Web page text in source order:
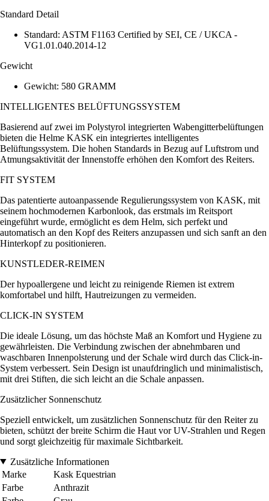
Standard Detail
Standard: ASTM F1163 Certified by SEI, CE / UKCA -
VG1.01.040.2014-12
Gewicht
Gewicht: 580 GRAMM
INTELLIGENTES BELÜFTUNGSSYSTEM
Basierend auf zwei im Polystyrol integrierten Wabengitterbelüftungen
bieten die Helme KASK ein integriertes intelligentes
Belüftungssystem. Die hohen Standards in Bezug auf Luftstrom und
Atmungsaktivität der Innenstoffe erhöhen den Komfort des Reiters.
FIT SYSTEM
Das patentierte autoanpassende Regulierungssystem von KASK, mit
seinem hochmodernen Karbonlook, das erstmals im Reitsport
eingeführt wurde, ermöglicht es dem Helm, sich perfekt und
automatisch an den Kopf des Reiters anzupassen und sich sanft an den
Hinterkopf zu positionieren.
KUNSTLEDER-REIMEN
Der hypoallergene und leicht zu reinigende Riemen ist extrem
komfortabel und hilft, Hautreizungen zu vermeiden.
CLICK-IN SYSTEM
Die ideale Lösung, um das höchste Maß an Komfort und Hygiene zu
gewährleisten. Die Verbindung zwischen der abnehmbaren und
waschbaren Innenpolsterung und der Schale wird durch das Click-in-
System verbessert. Sein Design ist unaufdringlich und minimalistisch,
mit drei Stiften, die sich leicht an die Schale anpassen.
Zusätzlicher Sonnenschutz
Speziell entwickelt, um zusätzlichen Sonnenschutz für den Reiter zu
bieten, schützt der breite Schirm die Haut vor UV-Strahlen und Regen
und sorgt gleichzeitig für maximale Sichtbarkeit.
Zusätzliche Informationen
Marke
Kask Equestrian
Farbe
Anthrazit